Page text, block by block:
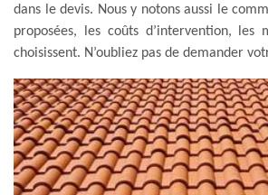
dans le devis. Nous y notons aussi le
proposées, les coûts d’intervention, les
choisissent. N’oubliez pas de demander